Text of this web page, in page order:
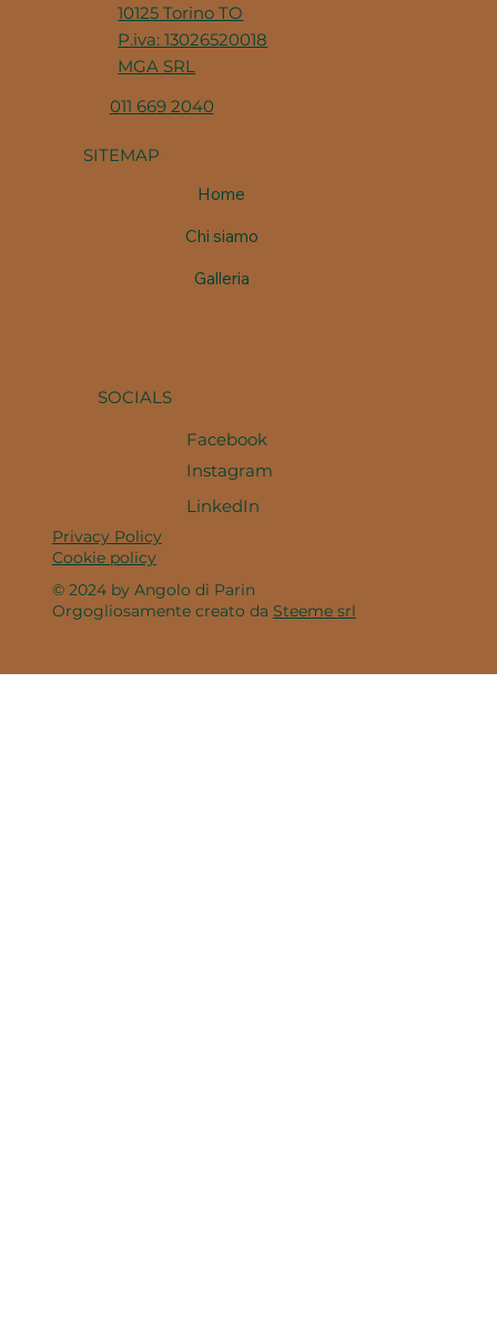
10125 Torino TO
P.iva: 13026520018
MGA SRL
011 669 2040
SITEMAP
Home
Chi siamo
Galleria
SOCIALS
Facebook
Instagram
LinkedIn
Privacy Policy
Cookie policy
© 2024 by Angolo di Parin
Orgogliosamente creato da Steeme srl